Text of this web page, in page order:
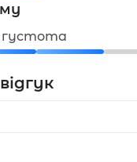
густота